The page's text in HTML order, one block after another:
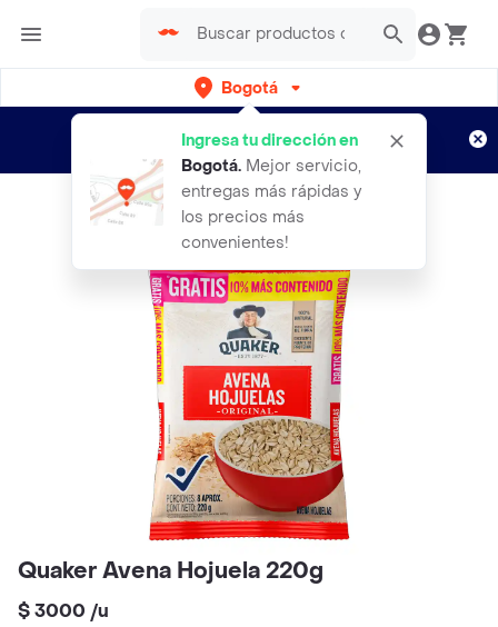
Bogotá
Ingresa tu dirección en
Bogotá. Mejor servicio,
entregas más rápidas y
los precios más
convenientes!
envíos gratis por semanas
Aplican TyC
Quaker Avena Hojuela 220g
$ 3000 /u